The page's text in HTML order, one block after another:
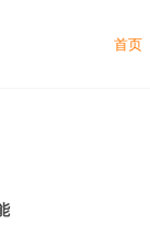
首页